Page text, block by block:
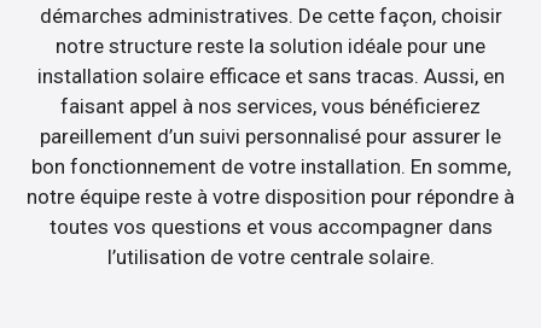
démarches administratives. De cette façon, choisir
notre structure reste la solution idéale pour une
installation solaire efficace et sans tracas. Aussi, en
faisant appel à nos services, vous bénéficierez
pareillement d’un suivi personnalisé pour assurer le
bon fonctionnement de votre installation. En somme,
notre équipe reste à votre disposition pour répondre à
toutes vos questions et vous accompagner dans
l’utilisation de votre centrale solaire.